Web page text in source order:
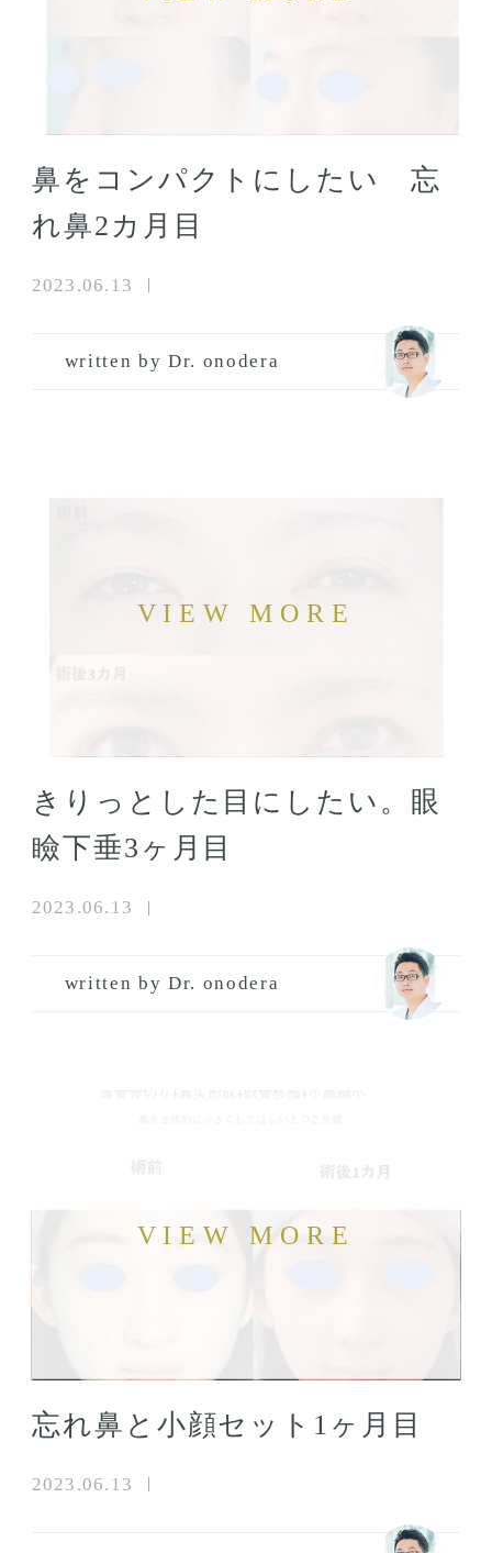
鼻をコンパクトにしたい 忘
れ鼻2カ月目
2023.06.13
written by Dr. onodera
きりっとした目にしたい。眼
瞼下垂3ヶ月目
2023.06.13
written by Dr. onodera
忘れ鼻と小顔セット1ヶ月目
2023.06.13